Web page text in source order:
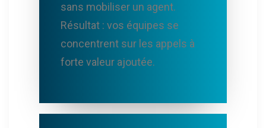
sans mobiliser un agent.
Résultat : vos équipes se
concentrent sur les appels à
forte valeur ajoutée.